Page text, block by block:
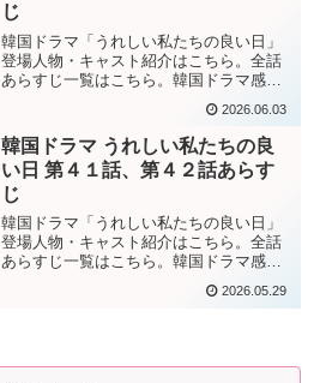
じ
韓国ドラマ「うれしい私たちの良い日」
登場人物・キャスト紹介はこちら。全話
あらすじ一覧はこちら。韓国ドラマ感想
れしい私たちの良い日」第４３話あらす
じ娘ヨンスンかもしれない女性の足には
ヨンスンにあるはずの火傷...
2026.06.03
韓国ドラマ うれしい私たちの良
い日 第４１話、第４２話あらす
じ
韓国ドラマ「うれしい私たちの良い日」
登場人物・キャスト紹介はこちら。全話
あらすじ一覧はこちら。韓国ドラマ感想
ブログはこちら。から。韓国ドラマ「う
れしい私たちの良い日」第４１話あらす
2026.05.29